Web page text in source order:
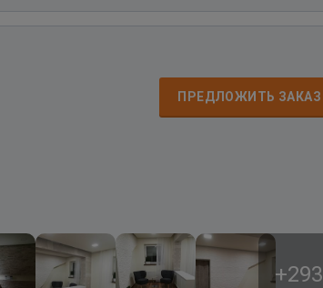
ПРЕДЛОЖИТЬ ЗАКАЗ
+293